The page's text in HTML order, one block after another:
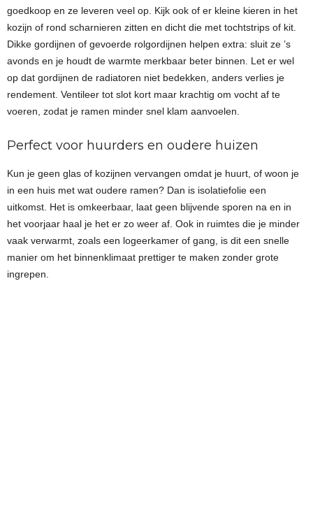
goedkoop en ze leveren veel op. Kijk ook of er kleine kieren in het
kozijn of rond scharnieren zitten en dicht die met tochtstrips of kit.
Dikke gordijnen of gevoerde rolgordijnen helpen extra: sluit ze ’s
avonds en je houdt de warmte merkbaar beter binnen. Let er wel
op dat gordijnen de radiatoren niet bedekken, anders verlies je
rendement. Ventileer tot slot kort maar krachtig om vocht af te
voeren, zodat je ramen minder snel klam aanvoelen.
Perfect voor huurders en oudere huizen
Kun je geen glas of kozijnen vervangen omdat je huurt, of woon je
in een huis met wat oudere ramen? Dan is isolatiefolie een
uitkomst. Het is omkeerbaar, laat geen blijvende sporen na en in
het voorjaar haal je het er zo weer af. Ook in ruimtes die je minder
vaak verwarmt, zoals een logeerkamer of gang, is dit een snelle
manier om het binnenklimaat prettiger te maken zonder grote
ingrepen.